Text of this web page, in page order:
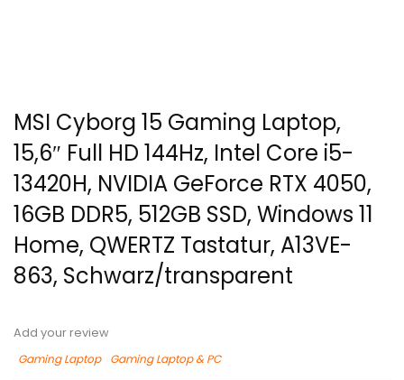
MSI Cyborg 15 Gaming Laptop,
15,6″ Full HD 144Hz, Intel Core i5-
13420H, NVIDIA GeForce RTX 4050,
16GB DDR5, 512GB SSD, Windows 11
Home, QWERTZ Tastatur, A13VE-
863, Schwarz/transparent
Add your review
Gaming Laptop
Gaming Laptop & PC